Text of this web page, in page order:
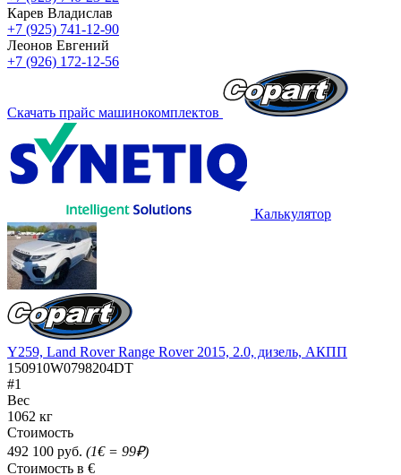
Карев Владислав
+7 (925) 741-12-90
Леонов Евгений
+7 (926) 172-12-56
Скачать прайс машинокомплектов
Калькулятор
Y259, Land Rover Range Rover 2015, 2.0, дизель, АКПП
150910W0798204DT
#1
Вес
1062 кг
Стоимость
492 100 руб. (1€ = 99₽)
Стоимость в €